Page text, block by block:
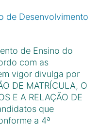
de Desenvolvimento
de Ensino do
com as
vigor divulga por
DE MATRÍCULA, O
E A RELAÇÃO DE
que
a 4ª